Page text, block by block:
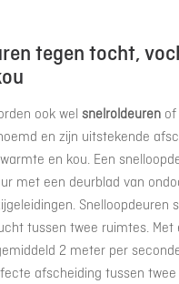
tegen tocht,
ook wel snelroldeuren of
en zijn uitstekende
en kou. Een
met een deurblad van
Snelloopdeuren
tussen twee ruimtes. Met
2 meter per
afscheiding tussen twee